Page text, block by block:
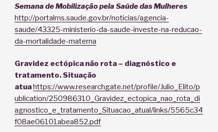
Semana de Mobilização pela Saúde das Mulheres
http://portalms.saude.gov.br/noticias/agencia-
saude/43325-ministerio-da-saude-investe-na-reducao-
da-mortalidade-materna
Gravidez ectópica não rota – diagnóstico e
tratamento. Situação
atuahttps://www.researchgate.net/profile/Julio_Elito/p
ublication/250986310_Gravidez_ectopica_nao_rota_di
agnostico_e_tratamento_Situacao_atual/links/5565c34
f08ae06101abea852.pdf